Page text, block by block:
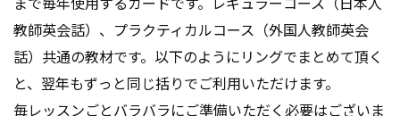
教師英会話）、プラクティカルコース（外国人教師英会
話）共通の教材です。以下のようにリングでまとめて頂く
と、翌年もずっと同じ括りでご利用いただけます。
毎レッスンごとバラバラにご準備いただく必要はございま